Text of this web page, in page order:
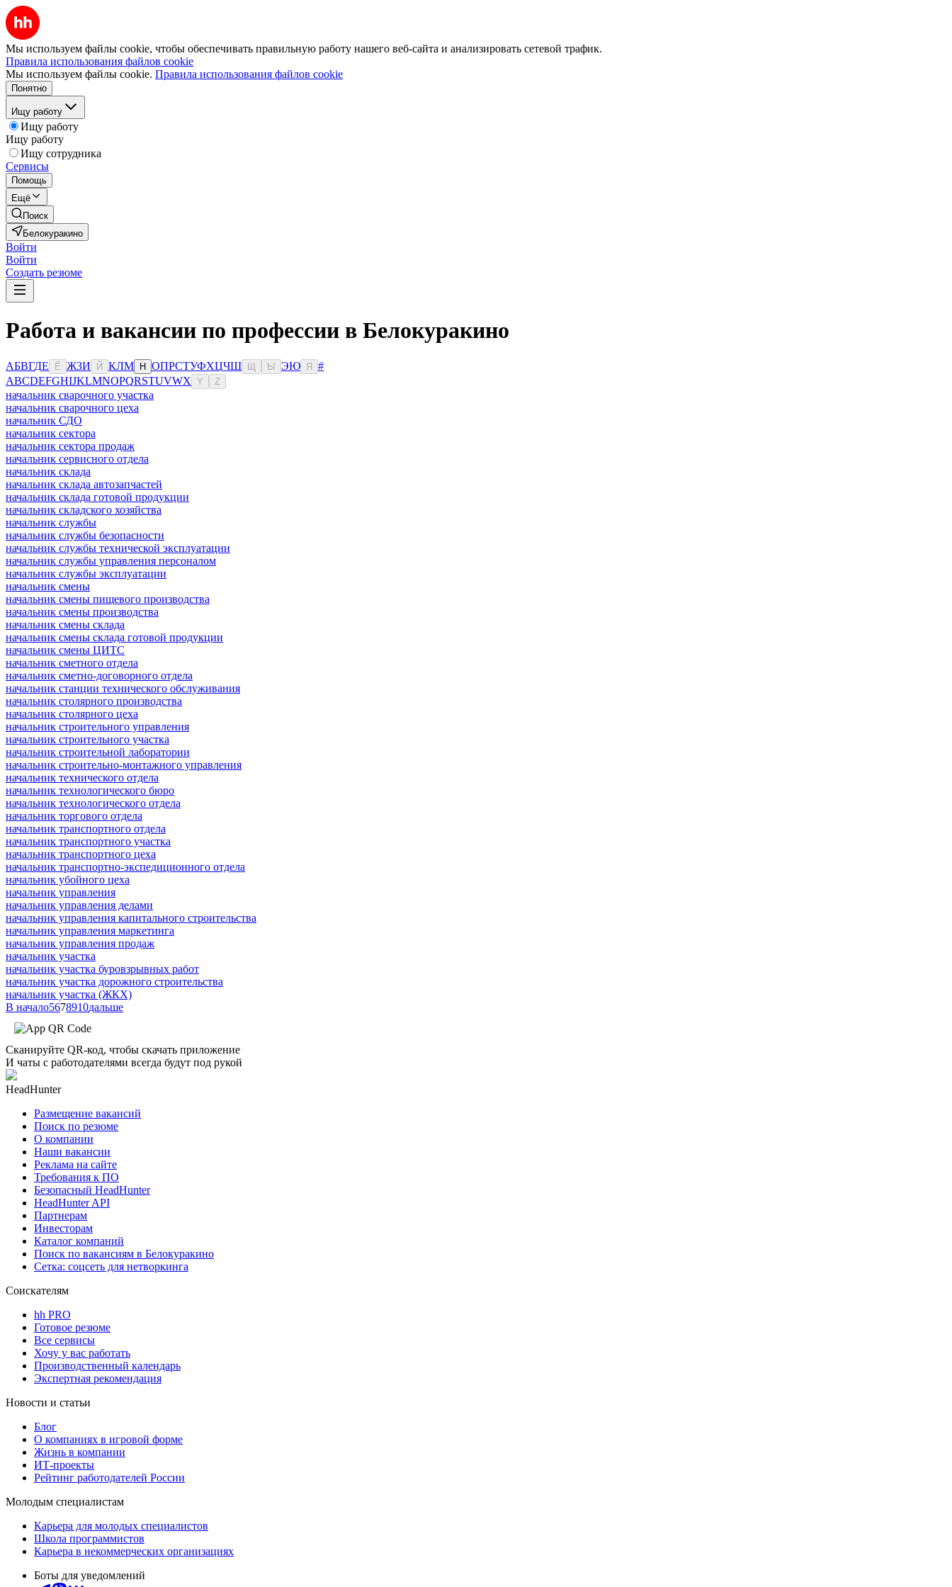
Мы используем файлы cookie, чтобы обеспечивать правильную работу нашего веб-сайта и анализировать сетевой трафик.
Правила использования файлов cookie
Мы используем файлы cookie. Правила использования файлов cookie
Понятно
Ищу работу
Ищу работу
Ищу работу
Ищу сотрудника
Сервисы
Помощь
Ещё
Поиск
Белокуракино
Войти
Войти
Создать резюме
Работа и вакансии по профессии в Белокуракино
АБВГДЕ Ё ЖЗИ Й КЛМ Н ОПРСТУФХЦЧШ Ы ЭЮ Я
#
ABCDEFGHIJKLMNOPQRSTUVWX Y Z
начальник сварочного участка
начальник сварочного цеха
начальник СДО
начальник сектора
начальник сектора продаж
начальник сервисного отдела
начальник склада
начальник склада автозапчастей
начальник склада готовой продукции
начальник складского хозяйства
начальник службы
начальник службы безопасности
начальник службы технической эксплуатации
начальник службы управления персоналом
начальник службы эксплуатации
начальник смены
начальник смены пищевого производства
начальник смены производства
начальник смены склада
начальник смены склада готовой продукции
начальник смены ЦИТС
начальник сметного отдела
начальник сметно-договорного отдела
начальник станции технического обслуживания
начальник столярного производства
начальник столярного цеха
начальник строительного управления
начальник строительного участка
начальник строительной лаборатории
начальник строительно-монтажного управления
начальник технического отдела
начальник технологического бюро
начальник технологического отдела
начальник торгового отдела
начальник транспортного отдела
начальник транспортного участка
начальник транспортного цеха
начальник транспортно-экспедиционного отдела
начальник убойного цеха
начальник управления
начальник управления делами
начальник управления капитального строительства
начальник управления маркетинга
начальник управления продаж
начальник участка
начальник участка буровзрывных работ
начальник участка дорожного строительства
начальник участка (ЖКХ)
В начало5678910дальше
Сканируйте QR-код, чтобы скачать приложение
И чаты с работодателями всегда будут под рукой
HeadHunter
Размещение вакансий
Поиск по резюме
О компании
Наши вакансии
Реклама на сайте
Требования к ПО
Безопасный HeadHunter
HeadHunter API
Партнерам
Инвесторам
Каталог компаний
Поиск по вакансиям в Белокуракино
Сетка: соцсеть для нетворкинга
Соискателям
hh PRO
Готовое резюме
Все сервисы
Хочу у вас работать
Производственный календарь
Экспертная рекомендация
Новости и статьи
Блог
О компаниях в игровой форме
Жизнь в компании
ИТ-проекты
Рейтинг работодателей России
Молодым специалистам
Карьера для молодых специалистов
Школа программистов
Карьера в некоммерческих организациях
Боты для уведомлений